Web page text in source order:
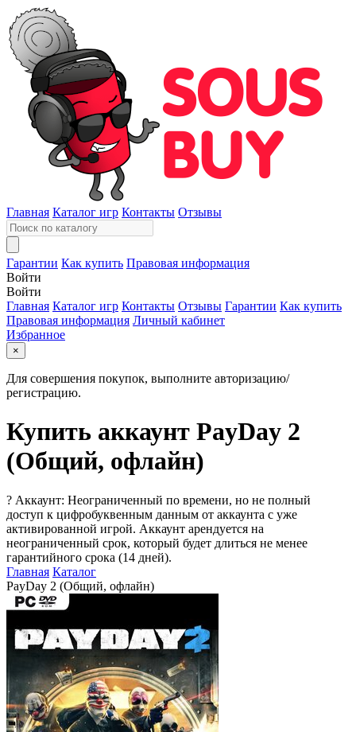
Главная Каталог игр Контакты Отзывы
Гарантии Как купить Правовая информация
Войти
Войти
Главная Каталог игр Контакты Отзывы Гарантии Как купить
Правовая информация Личный кабинет
Избранное
×
Для совершения покупок, выполните авторизацию/
регистрацию.
Купить аккаунт PayDay 2
(Общий, офлайн)
? Аккаунт: Неограниченный по времени, но не полный
доступ к цифробуквенным данным от аккаунта с уже
активированной игрой. Аккаунт арендуется на
неограниченный срок, который будет длиться не менее
гарантийного срока (14 дней).
Главная Каталог
PayDay 2 (Общий, офлайн)